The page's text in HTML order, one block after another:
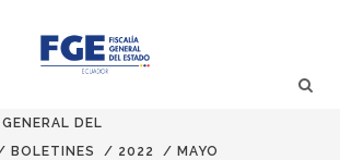
DEL
BOLETINES / 2022 / MAYO